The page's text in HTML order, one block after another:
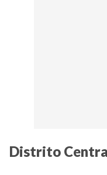
Distrito